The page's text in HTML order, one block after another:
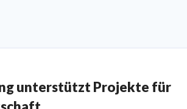
unterstützt Projekte für